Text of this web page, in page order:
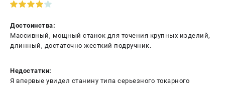
Достоинства:
Массивный, мощный станок для точения крупных изделий,
длинный, достаточно жесткий подручник.
Недостатки:
Я впервые увидел станину типа серьезного токарного